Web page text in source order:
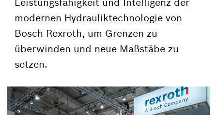
modernen Hydrauliktechnologie von
Bosch Rexroth, um Grenzen zu
überwinden und neue Maßstäbe zu
setzen.